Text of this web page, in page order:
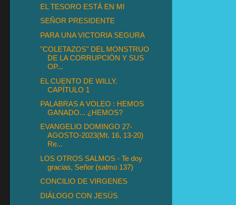
EL TESORO ESTÁ EN MI
SEÑOR PRESIDENTE
PARA UNA VICTORIA SEGURA
"COLETAZOS" DEL MONSTRUO
DE LA CORRUPCIÓN Y SUS
OP...
EL CUENTO DE WILLY.
CAPÍTULO 1
PALABRAS A VOLEO : HEMOS
GANADO... ¿HEMOS?
EVANGELIO DOMINGO 27-
AGOSTO-2023(Mt. 16, 13-20)
Re...
LOS OTROS SALMOS - Te doy
gracias, Señor (salmo 137)
CONCILIO DE VIRGENES
DIÁLOGO CON JESÚS